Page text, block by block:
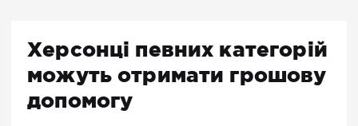
Херсонці певних категорій
можуть отримати грошову
допомогу